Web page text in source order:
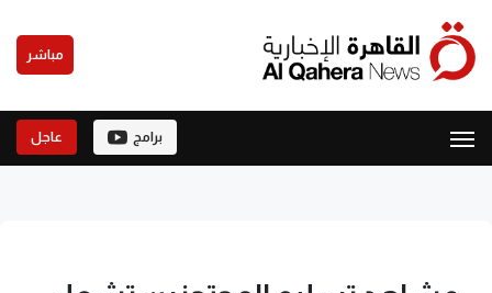
مباشر
برامج عاجل